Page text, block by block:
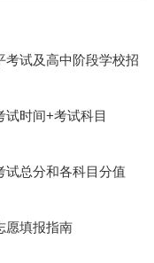
考试及高中阶段学校招
试时间+考试科目
试总分和各科目分值
愿填报指南